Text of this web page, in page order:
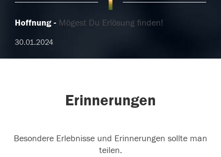
Hoffnung Mögest Du Erlösung finden!
30.01.2024
Erinnerungen
Besondere Erlebnisse und Erinnerungen sollte man
teilen.